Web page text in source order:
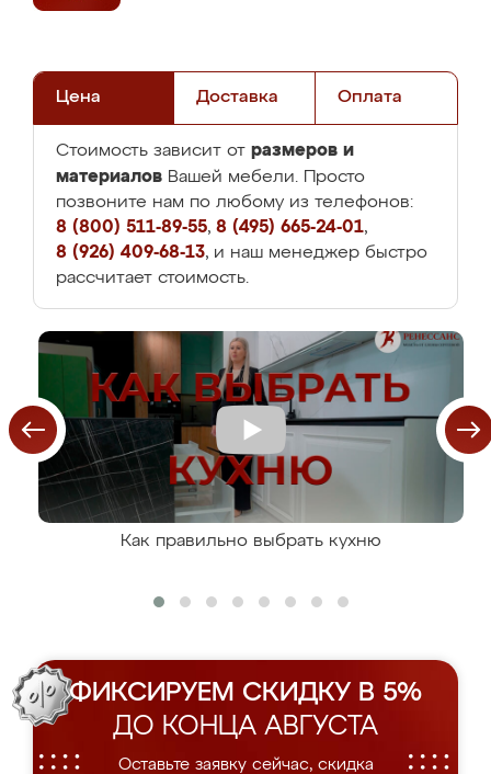
Цена Доставка Оплата
Стоимость зависит от размеров и
материалов Вашей мебели. Просто
позвоните нам по любому из телефонов:
8 (800) 511-89-55, 8 (495) 665-24-01,
8 (926) 409-68-13, и наш менеджер быстро
рассчитает стоимость.
Как правильно выбрать кухню
ФИКСИРУЕМ СКИДКУ В 5%
ДО КОНЦА АВГУСТА
Оставьте заявку сейчас, скидка